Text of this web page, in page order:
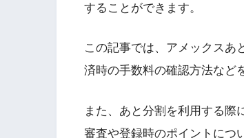
することができます。
この記事では、アメックスあ
済時の手数料の確認方法など
また、あと分割を利用する際
審査や登録時のポイントにつ